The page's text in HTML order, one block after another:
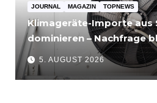
JOURNAL MAGAZIN TOPNEWS
Klimageräte-Importe aus
dominieren – Nachfrage
5. AUGUST 2026